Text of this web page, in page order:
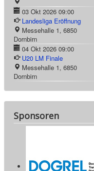
03 Okt 2026 09:00
Landesliga Eröffnung
Messehalle 1, 6850
Dornbirn
04 Okt 2026 09:00
U20 LM Finale
Messehalle 1, 6850
Dornbirn
Sponsoren